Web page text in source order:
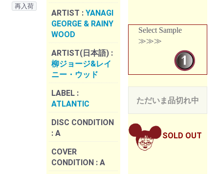
再入荷
ARTIST : YANAGI
GEORGE & RAINY
WOOD
ARTIST(日本語) :
柳ジョージ&レイ
ニー・ウッド
LABEL :
ATLANTIC
DISC CONDITION
: A
COVER
CONDITION : A
Select Sample
≫≫≫
ただいま品切れ中
SOLD OUT